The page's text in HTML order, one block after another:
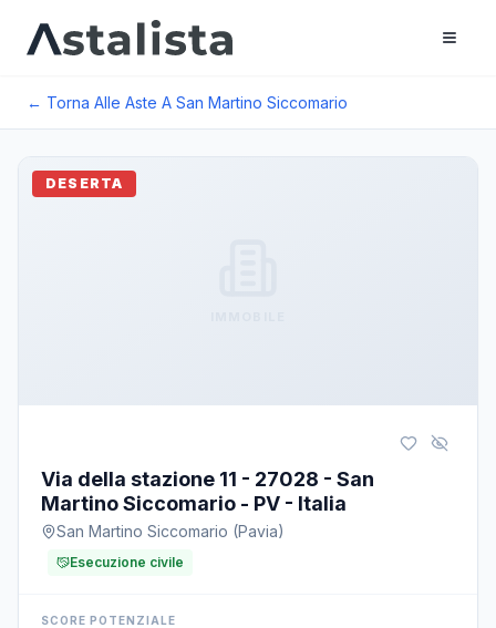
← Torna Alle Aste A San Martino Siccomario
DESERTA
Via della stazione 11 - 27028 - San
Martino Siccomario - PV - Italia
San Martino Siccomario (Pavia)
Esecuzione civile
SCORE POTENZIALE